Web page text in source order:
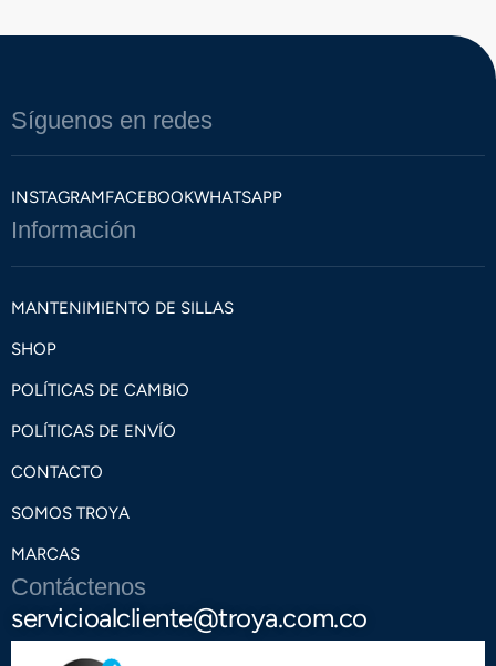
Síguenos en redes
INSTAGRAMFACEBOOKWHATSAPP
Información
MANTENIMIENTO DE SILLAS
SHOP
POLÍTICAS DE CAMBIO
POLÍTICAS DE ENVÍO
CONTACTO
SOMOS TROYA
MARCAS
Contáctenos
servicioalcliente@troya.com.co